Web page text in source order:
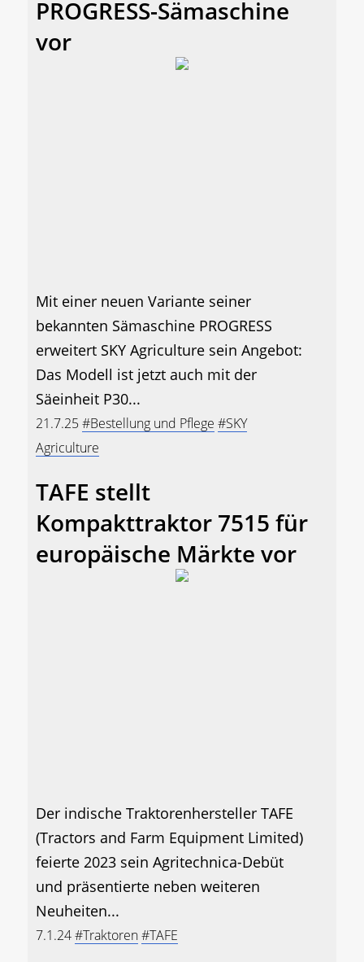
PROGRESS-Sämaschine
vor
Mit einer neuen Variante seiner
bekannten Sämaschine PROGRESS
erweitert SKY Agriculture sein Angebot:
Das Modell ist jetzt auch mit der
Säeinheit P30...
21.7.25#Bestellung und Pflege #SKY
Agriculture
TAFE stellt
Kompakttraktor 7515 für
europäische Märkte vor
Der indische Traktorenhersteller TAFE
(Tractors and Farm Equipment Limited)
feierte 2023 sein Agritechnica-Debüt
und präsentierte neben weiteren
Neuheiten...
7.1.24#Traktoren#TAFE